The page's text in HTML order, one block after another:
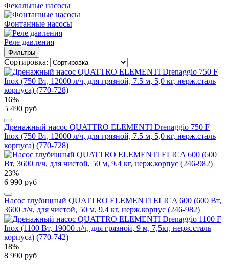
Фекальные насосы
Фонтанные насосы
Реле давления
Фильтры
Сортировка:
16%
5 490 руб
Дренажный насос QUATTRO ELEMENTI Drenaggio 750 F
Inox (750 Вт, 12000 л/ч, для грязной, 7.5 м, 5,0 кг, нерж.сталь
корпуса) (770-728)
23%
6 990 руб
Насос глубинный QUATTRO ELEMENTI ELICA 600 (600 Вт,
3600 л/ч, для чистой, 50 м, 9.4 кг, нерж.корпус (246-982)
18%
8 990 руб